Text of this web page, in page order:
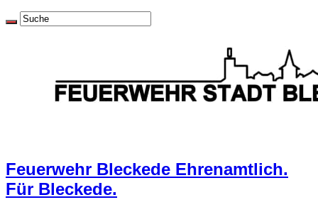
Feuerwehr Bleckede Ehrenamtlich.
Für Bleckede.